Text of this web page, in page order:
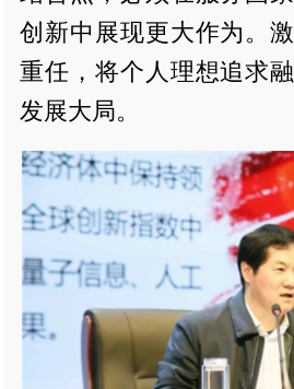
创新中展现更大作为。
重任，将个人理想追求
发展大局。